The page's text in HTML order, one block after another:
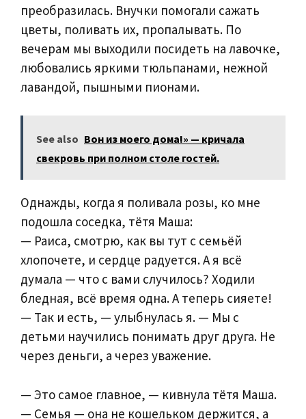
преобразилась. Внучки помогали сажать
цветы, поливать их, пропалывать. По
вечерам мы выходили посидеть на лавочке,
любовались яркими тюльпанами, нежной
лавандой, пышными пионами.
See also Вон из моего дома!» — кричала
свекровь при полном столе гостей.
Однажды, когда я поливала розы, ко мне
подошла соседка, тётя Маша:
— Раиса, смотрю, как вы тут с семьёй
хлопочете, и сердце радуется. А я всё
думала — что с вами случилось? Ходили
бледная, всё время одна. А теперь сияете!
— Так и есть, — улыбнулась я. — Мы с
детьми научились понимать друг друга. Не
через деньги, а через уважение.
— Это самое главное, — кивнула тётя Маша.
— Семья — она не кошельком держится, а